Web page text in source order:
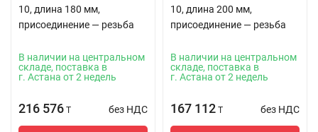
10, длина 180 мм,
присоединение — резьба
В наличии на центральном
складе, поставка в
г. Астана от 2 недель
216 576 T без НДС
10, длина 200 мм,
присоединение — резьба
В наличии на центральном
складе, поставка в
г. Астана от 2 недель
167 112 T без НДС